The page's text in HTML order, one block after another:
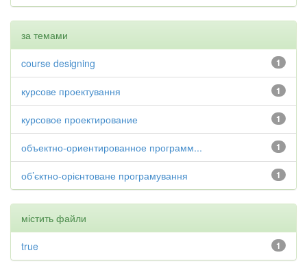
за темами
1
course designing
1
курсове проектування
1
курсовое проектирование
1
объектно-ориентированное программ...
1
об’єктно-орієнтоване програмування
містить файли
1
true